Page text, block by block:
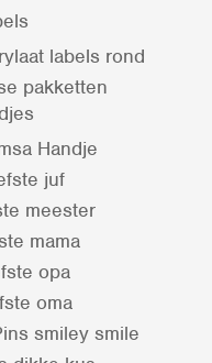
labels rond
pakketten
Handje
juf
meester
mama
opa
oma
smiley smile